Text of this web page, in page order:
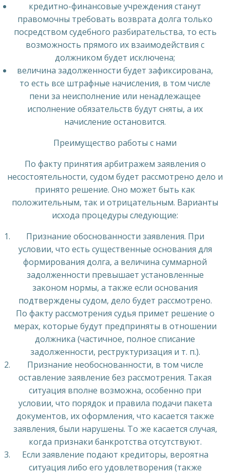
кредитно-финансовые учреждения станут
правомочны требовать возврата долга только
посредством судебного разбирательства, то есть
возможность прямого их взаимодействия с
должником будет исключена;
величина задолженности будет зафиксирована,
то есть все штрафные начисления, в том числе
пени за неисполнение или ненадлежащее
исполнение обязательств будут сняты, а их
начисление остановится.
Преимущество работы с нами
По факту принятия арбитражем заявления о
несостоятельности, судом будет рассмотрено дело и
принято решение. Оно может быть как
положительным, так и отрицательным. Варианты
исхода процедуры следующие:
Признание обоснованности заявления. При
условии, что есть существенные основания для
формирования долга, а величина суммарной
задолженности превышает установленные
законом нормы, а также если основания
подтверждены судом, дело будет рассмотрено.
По факту рассмотрения судья примет решение о
мерах, которые будут предприняты в отношении
должника (частичное, полное списание
задолженности, реструктуризация и т. п.).
Признание необоснованности, в том числе
оставление заявление без рассмотрения. Такая
ситуация вполне возможна, особенно при
условии, что порядок и правила подачи пакета
документов, их оформления, что касается также
заявления, были нарушены. То же касается случая,
когда признаки банкротства отсутствуют.
Если заявление подают кредиторы, вероятна
ситуация либо его удовлетворения (также